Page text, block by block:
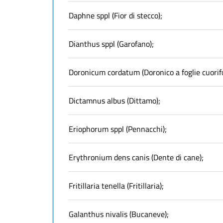
Daphne sppl (Fior di stecco);
Dianthus sppl (Garofano);
Doronicum cordatum (Doronico a foglie
Dictamnus albus (Dittamo);
Eriophorum sppl (Pennacchi);
Erythronium dens canis (Dente di cane);
Fritillaria tenella (Fritillaria);
Galanthus nivalis (Bucaneve);